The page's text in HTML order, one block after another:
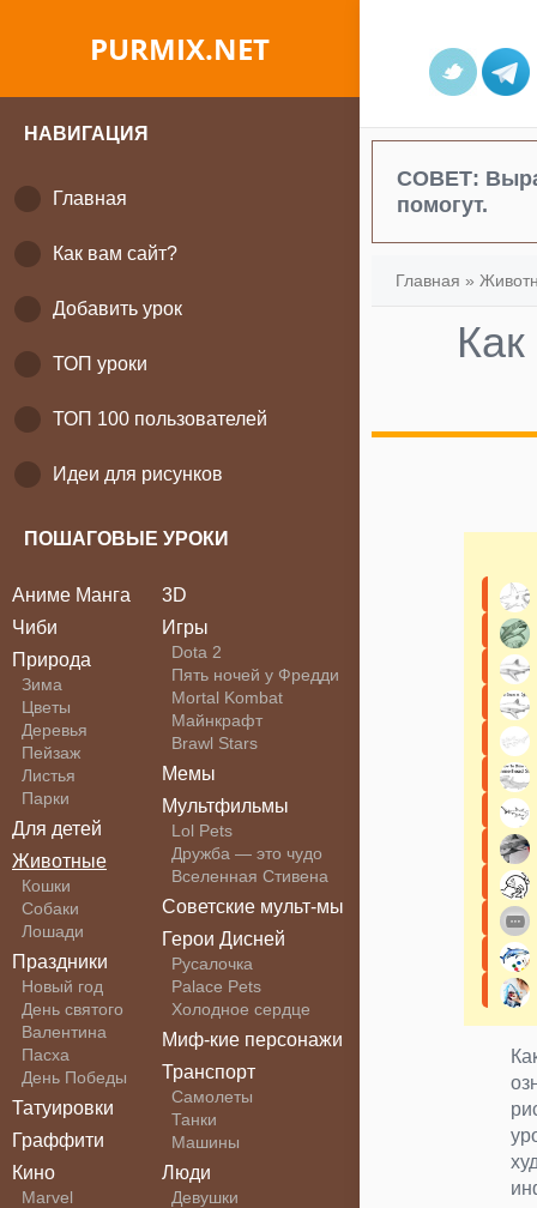
PURMIX.NET
НАВИГАЦИЯ
Главная
Как вам сайт?
Добавить урок
ТОП уроки
ТОП 100 пользователей
Идеи для рисунков
ПОШАГОВЫЕ УРОКИ
Аниме Манга
Чиби
Природа
Зима
Цветы
Деревья
Пейзаж
Листья
Парки
Для детей
Животные
Кошки
Собаки
Лошади
Праздники
Новый год
День святого
Валентина
Пасха
День Победы
Татуировки
Граффити
Кино
Marvel
3D
Игры
Dota 2
Пять ночей у Фредди
Mortal Kombat
Майнкрафт
Brawl Stars
Мемы
Мультфильмы
Lol Pets
Дружба — это чудо
Вселенная Стивена
Советские мульт-мы
Герои Дисней
Русалочка
Palace Pets
Холодное сердце
Миф-кие персонажи
Транспорт
Самолеты
Танки
Машины
Люди
Девушки
СОВЕТ:
помогут.
Главная »